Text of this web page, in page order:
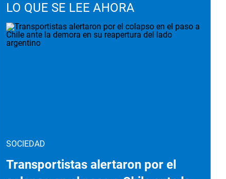
LO QUE SE LEE AHORA
SOCIEDAD
Transportistas alertaron por el